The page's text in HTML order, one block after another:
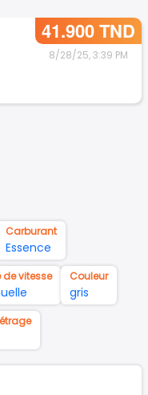
41.900 TND
8/28/25, 3:39 PM
Carburant
Essence
de vitesse Couleur
gris